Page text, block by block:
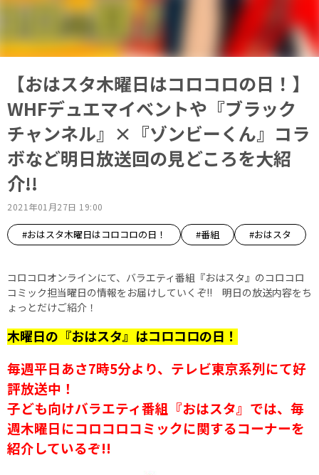
【おはスタ木曜日はコロコロの日！】
WHFデュエマイベントや『ブラック
チャンネル』×『ゾンビーくん』コラ
ボなど明日放送回の見どころを大紹
介!!
2021年01月27日 19:00
#おはスタ木曜日はコロコロの日！ #番組 #おはスタ
コロコロオンラインにて、バラエティ番組『おはスタ』のコロコロ
コミック担当曜日の情報をお届けしていくぞ!! 明日の放送内容をち
ょっとだけご紹介！
木曜日の『おはスタ』はコロコロの日！
毎週平日あさ7時5分より、テレビ東京系列にて好
評放送中！
子ども向けバラエティ番組『おはスタ』では、毎
週木曜日にコロコロコミックに関するコーナーを
紹介しているぞ!!